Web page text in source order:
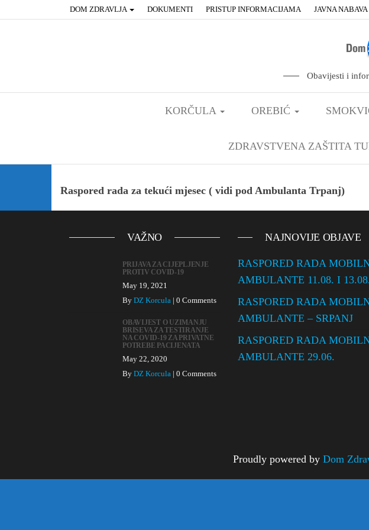
DOM ZDRAVLJA DOKUMENTI PRISTUP INFORMACIJAMA JAVNA NABAVA
Obavijesti i
KORČULA OREBIĆ
ZDRAVSTVENA ZAŠTITA
Raspored rada za tekući mjesec ( vidi pod Ambulanta Trpanj)
VAŽNO
PRIJAVA ZA CIJEPLJENJE
PROTIV COVID-19
May 19, 2021
By DZ Korcula | 0 Comments
OBAVIJEST O UZIMANJU
BRISEVA ZA TESTIRANJE
NA COVID-19 ZA PRIVATNE
POTREBE PACIJENATA
May 22, 2020
By DZ Korcula | 0 Comments
NAJNOVIJE OBJAVE
RASPORED RADA
AMBULANTE 11.08. I
RASPORED RADA
AMBULANTE – SRPANJ
RASPORED RADA
AMBULANTE 29.06.
Proudly powered by Dom